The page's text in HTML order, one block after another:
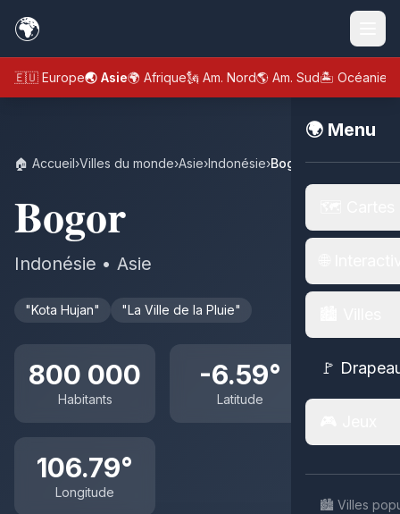
🌍
🇪🇺 Europe🌏 Asie🌍 Afrique🗽 Am. Nord🌎 Am. Sud🏝️ Océanie
🌍 Menu
🚩
🏙️ Villes
🏠 Accueil›Villes du monde›Asie›Indonésie›Bogor
Bogor
Indonésie • Asie
"Kota Hujan" "La Ville de la Pluie"
800 000
Habitants
-6.59°
Latitude
106.79°
Longitude